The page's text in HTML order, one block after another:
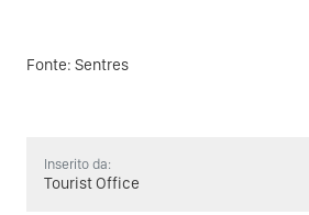
Fonte: Sentres
Inserito da:
Tourist Office